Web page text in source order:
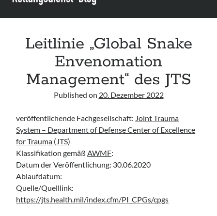
Leitlinie „Bauchschmerz bei Kindern und Jugendlichen – Bildgebende
Leitlinie „Kopfschmerzen bei Kindern und Jugendlichen – Bildgebende
Diagnostik“ der GPR
Leitlinie „Global Snake
Envenomation
Management“ des JTS
Published on 20. Dezember 2022
veröffentlichende Fachgesellschaft: Joint Trauma
System – Department of Defense Center of Excellence
for Trauma (JTS)
Klassifikation gemäßAWMF:
Datum der Veröffentlichung: 30.06.2020
Ablaufdatum:
Quelle/Quelllink:
https://jts.health.mil/index.cfm/PI_CPGs/cpgs